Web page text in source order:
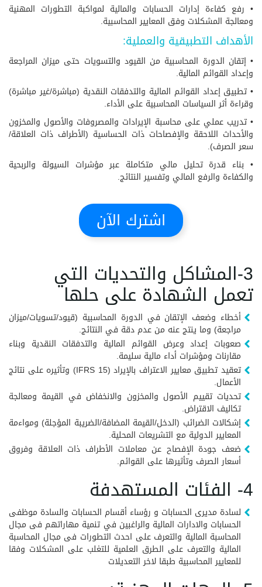
• رفع كفاءة إدارات الحسابات والمالية لمواكبة التطورات المهنية
ومعالجة المشكلات وفق المعايير المحاسبية.
الأهداف التطبيقية والعملية:
• إتقان الدورة المحاسبية من القيود والتسويات حتى ميزان المراجعة
وإعداد القوائم المالية.
• تطبيق إعداد القوائم المالية والتدفقات النقدية (مباشرة/غير مباشرة)
وقراءة أثر السياسات المحاسبية على الأداء.
• تدريب عملي على محاسبة الإيرادات والمصروفات والأصول والمخزون
والأحداث اللاحقة والإفصاحات ذات الحساسية (الأطراف ذات العلاقة/
سعر الصرف).
• بناء قدرة تحليل مالي متكاملة عبر مؤشرات السيولة والربحية
والكفاءة والرفع المالي وتفسير النتائج.
اشترك الآن
3-المشاكل والتحديات التي
تعمل الشهادة على حلها
أخطاء وضعف الإتقان في الدورة المحاسبية (قيود/تسويات/ميزان
مراجعة) وما ينتج عنه من عدم دقة في النتائج.
صعوبات إعداد وعرض القوائم المالية والتدفقات النقدية وبناء
مقارنات ومؤشرات أداء مالية سليمة.
تعقيد تطبيق معايير الاعتراف بالإيراد (IFRS 15) وتأثيره على نتائج
الأعمال.
تحديات تقييم الأصول والمخزون والانخفاض في القيمة ومعالجة
تكاليف الاقتراض.
إشكالات الضرائب (الدخل/القيمة المضافة/الضريبة المؤجلة) ومواءمة
المعايير الدولية مع التشريعات المحلية.
ضعف جودة الإفصاح عن معاملات الأطراف ذات العلاقة وفروق
أسعار الصرف وتأثيرها على القوائم.
4- الفئات المستهدفة
لسادة مديرى الحسابات و رؤساء أقسام الحسابات والسادة موظفى
الحسابات والادارات المالية والراغبين في تنمية مهاراتهم فى مجال
المحاسبة المالية والتعرف على احدث التطورات فى مجال المحاسبة
المالية والتعرف على الطرق العلمية للتغلب على المشكلات وفقا
للمعايير المحاسبية طبقا لاخر التعديلات